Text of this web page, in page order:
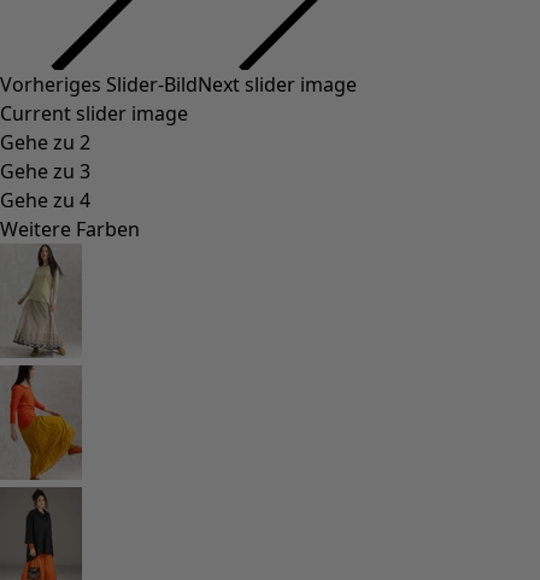
Leinenkleidung
Kleider im Hippie-Stil
Große Größen
Blumenkleidung
Hippie-Mode
Skandinavische Mode
Lagenlook
Gestreifte Kleidung
Karierte Kleidung
Kleidung mit Punkten
Bio-Kleidung
Schwedische Mode
Jerseykleider
Design im Boho-Stil
Modestücke für kühle Abende
Gemusterte Kleidung
Baumwollkleidung
Bio-Baumwolle
Strand- und Bademode
Partymode